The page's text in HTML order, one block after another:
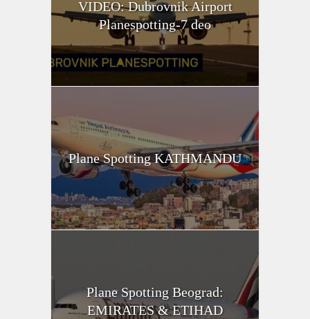
VIDEO: Dubrovnik Airport
Planespotting-7 deo
Plane Spotting KATHMANDU
Plane Spotting Beograd:
EMIRATES & ETIHAD